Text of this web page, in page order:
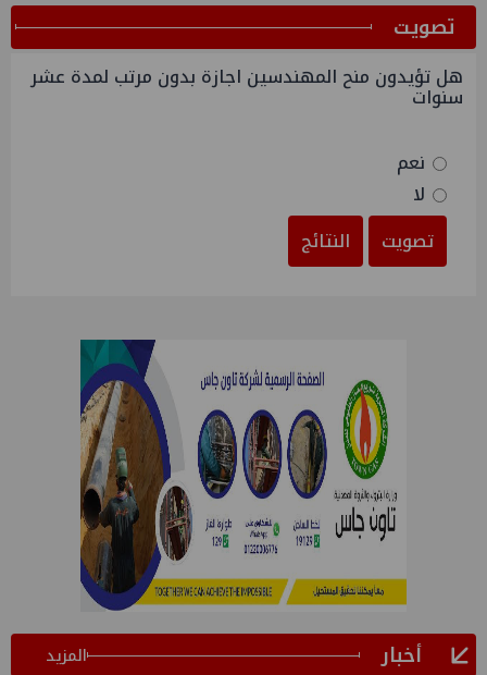
ﺗﺼﻮﻳﺖ
هل تؤيدون منح المهندسين اجازة بدون مرتب لمدة عشر
سنوات
نعم
لا
تصويت
النتائج
أخبار المزيد